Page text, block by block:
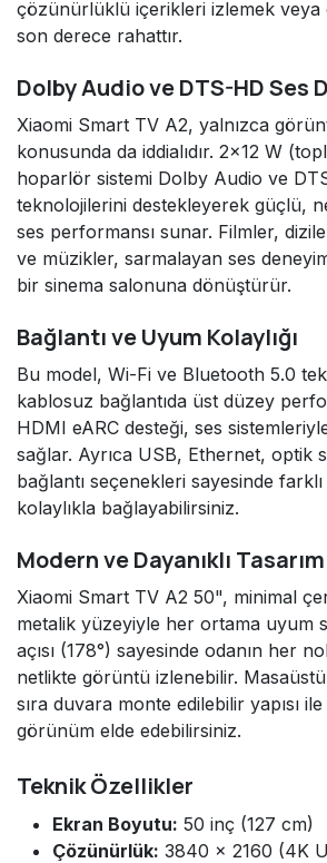
çözünürlüklü içerikleri izlemek
son derece rahattır.
Dolby Audio ve DTS-HD Ses
Xiaomi Smart TV A2, yalnızca
konusunda da iddialıdır. 2×12 W
hoparlör sistemi Dolby Audio ve
teknolojilerini destekleyerek güçlü,
ses performansı sunar. Filmler,
ve müzikler, sarmalayan ses
bir sinema salonuna dönüştürür.
Bağlantı ve Uyum Kolaylığı
Bu model, Wi-Fi ve Bluetooth 5.0
kablosuz bağlantıda üst düzey
HDMI eARC desteği, ses
sağlar. Ayrıca USB, Ethernet, optik
bağlantı seçenekleri sayesinde farklı
kolaylıkla bağlayabilirsiniz.
Modern ve Dayanıklı Tasarım
Xiaomi Smart TV A2 50", minimal
metalik yüzeyiyle her ortama uyum
açısı (178°) sayesinde odanın her
netlikte görüntü izlenebilir. Masaüstü
sıra duvara monte edilebilir yapısı
görünüm elde edebilirsiniz.
Teknik Özellikler
Ekran Boyutu: 50 inç (127 cm)
Çözünürlük: 3840 × 2160 (4K